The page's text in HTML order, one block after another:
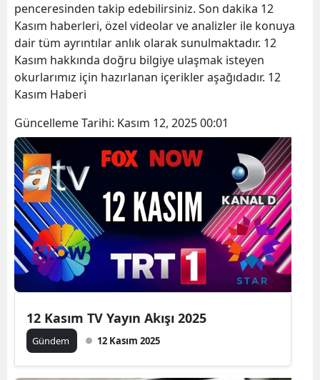
penceresinden takip edebilirsiniz. Son dakika 12
Kasım haberleri, özel videolar ve analizler ile konuya
dair tüm ayrıntılar anlık olarak sunulmaktadır. 12
Kasım hakkında doğru bilgiye ulaşmak isteyen
okurlarımız için hazırlanan içerikler aşağıdadır. 12
Kasım Haberi
Güncelleme Tarihi: Kasım 12, 2025 00:01
12 Kasım TV Yayın Akışı 2025
Gündem 12 Kasım 2025